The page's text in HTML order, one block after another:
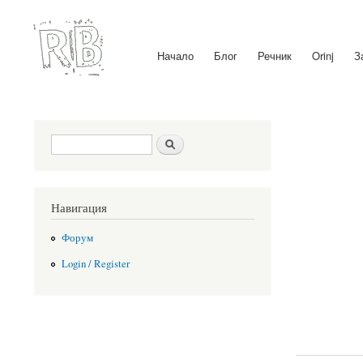
Main menu Начало Блог Речник Orinj
Search form
Навигация
Форум
Login / Register